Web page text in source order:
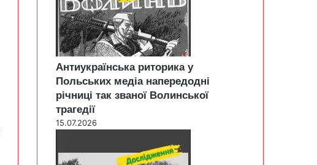
Антиукраїнська риторика у
Польських медіа напередодні
річниці так званої Волинської
трагедії
15.07.2026